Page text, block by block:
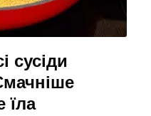
сусіди
їла